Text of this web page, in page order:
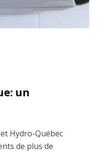
un
Hydro-Québec
de plus de